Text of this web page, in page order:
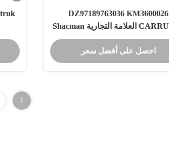
DZ97189763036 KM3600026
CARRUCHI العلامة التجارية Shacman
X3000 X6000 شاحنة مفتاح البطارية
الرئيسي
احصل على أفضل سعر
1